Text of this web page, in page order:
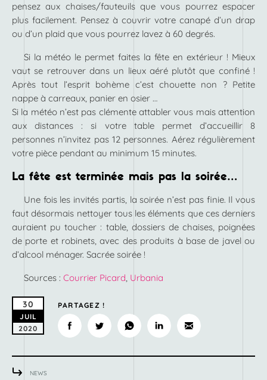
pensez aux chaises/fauteuils que vous pourrez espacer
plus facilement. Pensez à couvrir votre canapé d’un drap
ou d’un plaid que vous pourrez lavez à 60 degrés.
Si la météo le permet faites la fête en extérieur ! Mieux
vaut se retrouver dans un lieux aéré plutôt que confiné !
Après tout l’esprit bohème c’est chouette non ? Petite
nappe à carreaux, panier en osier …
Si la météo n’est pas clémente attabler vous mais attention
aux distances : si votre table permet d’accueillir 8
personnes n’invitez pas 12 personnes. Aérez régulièrement
votre pièce pendant au minimum 15 minutes.
La fête est terminée mais pas la soirée…
Une fois les invités partis, la soirée n’est pas finie. Il vous
faut désormais nettoyer tous les éléments que ces derniers
auraient pu toucher : table, dossiers de chaises, poignées
de porte et robinets, avec des produits à base de javel ou
d’alcool ménager. Sacrée soirée !
Sources : Courrier Picard Urbania
30
JUIL
2020
PARTAGEZ !
NEWS